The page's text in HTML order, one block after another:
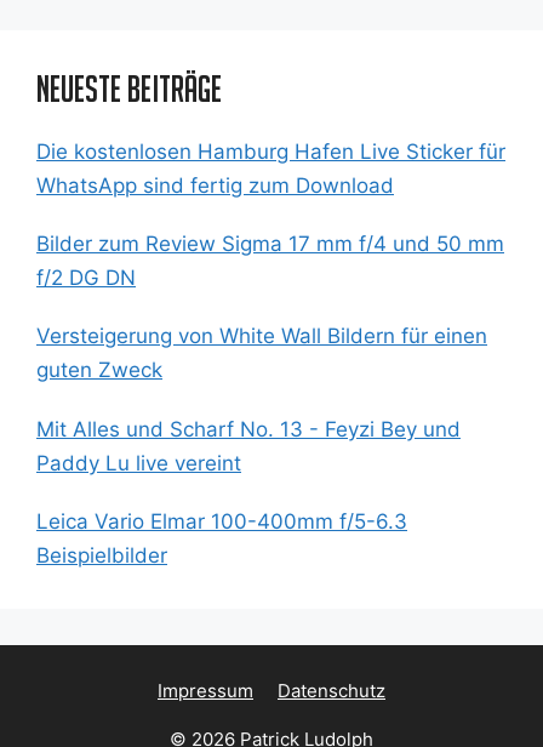
Neueste Beiträge
Die kostenlosen Hamburg Hafen Live Sticker für
WhatsApp sind fertig zum Download
Bilder zum Review Sigma 17 mm f/4 und 50 mm
f/2 DG DN
Versteigerung von White Wall Bildern für einen
guten Zweck
Mit Alles und Scharf No. 13 - Feyzi Bey und
Paddy Lu live vereint
Leica Vario Elmar 100-400mm f/5-6.3
Beispielbilder
Impressum Datenschutz
© 2026 Patrick Ludolph